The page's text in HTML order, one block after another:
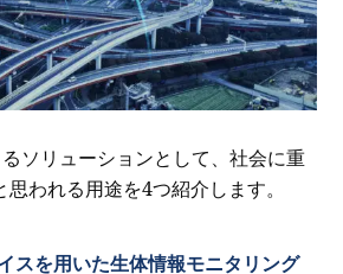
ソリューションとして、社会に重
われる用途を4つ紹介します。
スを用いた生体情報モニタリング